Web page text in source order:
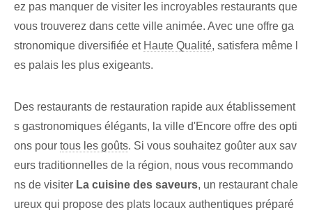
ez pas manquer de visiter les incroyables restaurants que
vous trouverez dans cette ville animée. Avec une offre ga
stronomique diversifiée et Haute Qualité, satisfera même l
es palais les plus exigeants.
Des restaurants de restauration rapide aux établissement
s gastronomiques élégants, la ville d'Encore offre des opti
ons pour tous les goûts. Si vous souhaitez goûter aux sav
eurs traditionnelles de la région, nous vous recommando
ns de visiter La cuisine des saveurs, un restaurant chale
ureux qui propose des plats locaux authentiques préparé